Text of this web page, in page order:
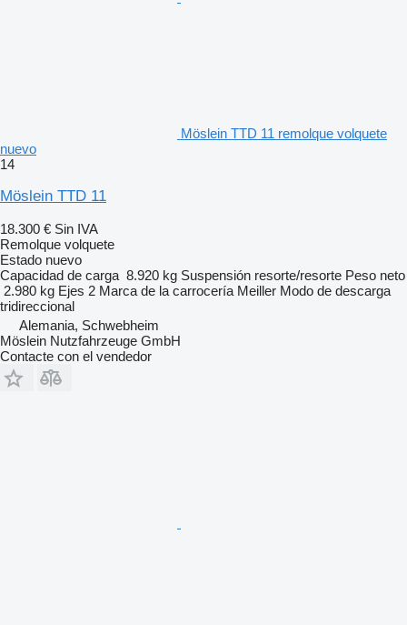
Möslein TTD 11 remolque volquete
nuevo
14
Möslein TTD 11
18.300 € Sin IVA
Remolque volquete
Estado nuevo
Capacidad de carga 8.920 kg Suspensión resorte/resorte Peso neto
2.980 kg Ejes 2 Marca de la carrocería Meiller Modo de descarga
tridireccional
Alemania, Schwebheim
Möslein Nutzfahrzeuge GmbH
Contacte con el vendedor